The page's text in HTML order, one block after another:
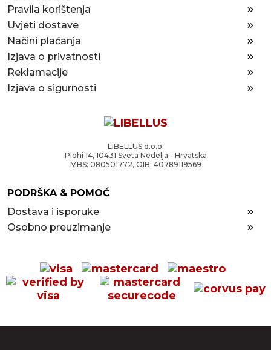
Pravila korištenja
Uvjeti dostave
Načini plaćanja
Izjava o privatnosti
Reklamacije
Izjava o sigurnosti
LIBELLUS d.o.o.
Plohi 14, 10431 Sveta Nedelja - Hrvatska
MBS: 080501772, OIB: 40789119569
PODRŠKA & POMOĆ
Dostava i isporuke
Osobno preuzimanje